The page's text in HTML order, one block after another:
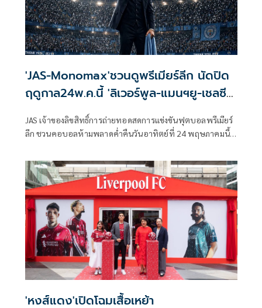
'JAS-Monomax'ชวนดูพรีเมียร์ลีก นัดปิด
ฤดูกาล24พ.ค.นี้ 'ลิเวอร์พูล-แมนฯยู-เชลซี-
ซิตี้เตะส่งท้าย
JAS เจ้าของลิขสิทธิ์การถ่ายทอดสดการแข่งขันฟุตบอลพรีเมียร์
ลีก ชวนคอบอลห้ามพลาดค่ำคืนวันอาทิตย์ที่ 24 พฤษภาคมนี้
2025/26 ที่เดินทางมาถึง “แมตช์เดย์สุดท้าย” ซึ่งแฟนบอลทั่ว
โลกตั้งตารอ เพราะทุกคู่เตะพร้อมกัน แม้ตำแหน่งแชมป์จะได้
บทสรุปเรียบร้อยแล้ว แต่ละสนามล้วนมีเดิมพันและเรื่องราวให้
ลุ้นจนวินาทีสุดท้าย ทั้งการลุ้นแชมป์ พื้นที่ยุโรป และอันดับ
สุดท้ายของตาราง โดยไฮไลต์ของค่ำคืนนี้อยู่ที่หลายสนามซึ่งยัง
เต็มไปด้วยแรงกดดันและความเข้มข้น ถ่ายทอดสดครบทุกคู่ทาง
Monomax และบางคู่รับชมได้ทาง ช่อง MONO29
'หงส์แดง'เปิดโฉมเสื้อเหย้า